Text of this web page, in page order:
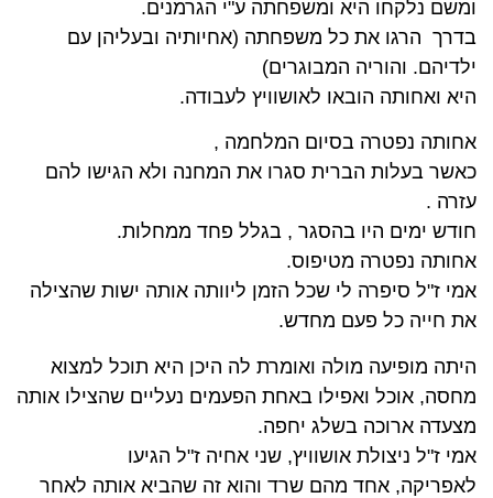
ומשם נלקחו היא ומשפחתה ע"י הגרמנים.
בדרך הרגו את כל משפחתה (אחיותיה ובעליהן עם
ילדיהם. והוריה המבוגרים)
היא ואחותה הובאו לאושוויץ לעבודה.
אחותה נפטרה בסיום המלחמה ,
כאשר בעלות הברית סגרו את המחנה ולא הגישו להם
עזרה .
חודש ימים היו בהסגר , בגלל פחד ממחלות.
אחותה נפטרה מטיפוס.
אמי ז"ל סיפרה לי שכל הזמן ליוותה אותה ישות שהצילה
את חייה כל פעם מחדש.
היתה מופיעה מולה ואומרת לה היכן היא תוכל למצוא
מחסה, אוכל ואפילו באחת הפעמים נעליים שהצילו אותה
מצעדה ארוכה בשלג יחפה.
אמי ז"ל ניצולת אושוויץ, שני אחיה ז"ל הגיעו
לאפריקה, אחד מהם שרד והוא זה שהביא אותה לאחר